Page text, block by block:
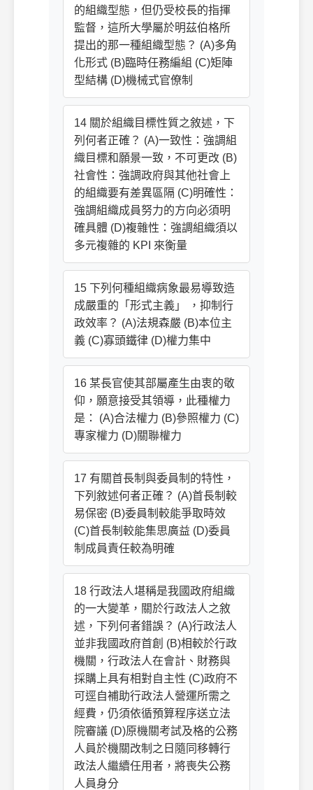
的組織型態，但仍受校長的指揮
監督，這所大學屬於明茲伯格所
提出的那一種組織型態？ (A)多角
化形式 (B)臨時任務編組 (C)矩陣
型結構 (D)機械式官僚制
14 關於組織目標性質之敘述，下
列何者正確？ (A)一致性：強調組
織目標和願景一致，不可更改 (B)
社會性：強調政府與其他社會上
的組織要有差異區隔 (C)明確性：
強調組織成員努力的方向必須明
確具體 (D)複雜性：強調組織須以
多元複雜的 KPI 來衡量
15 下列何種組織病象最易導致造
成嚴重的「形式主義」 ，抑制行
政效率？ (A)法規森嚴 (B)本位主
義 (C)寡頭鐵律 (D)權力集中
16 某長官使其部屬產生由衷的敬
仰，願意接受其領導，此種權力
是： (A)合法權力 (B)參照權力 (C)
專家權力 (D)關聯權力
17 有關首長制與委員制的特性，
下列敘述何者正確？ (A)首長制較
易保密 (B)委員制較能爭取時效
(C)首長制較能集思廣益 (D)委員
制成員責任較為明確
18 行政法人堪稱是我國政府組織
的一大變革，關於行政法人之敘
述，下列何者錯誤？ (A)行政法人
並非我國政府首創 (B)相較於行政
機關，行政法人在會計、財務與
採購上具有相對自主性 (C)政府不
可逕自補助行政法人營運所需之
經費，仍須依循預算程序送立法
院審議 (D)原機關考試及格的公務
人員於機關改制之日隨同移轉行
政法人繼續任用者，將喪失公務
人員身分